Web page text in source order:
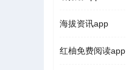
海拔资讯app
红柚免费阅读app